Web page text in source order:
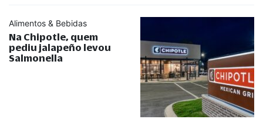
Alimentos & Bebidas
Na Chipotle, quem
pediu jalapeño levou
Salmonella